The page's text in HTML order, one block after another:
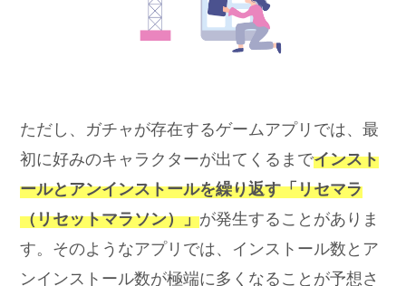
ただし、ガチャが存在するゲームアプリでは、最
初に好みのキャラクターが出てくるまでインスト
ールとアンインストールを繰り返す「リセマラ
（リセットマラソン）」が発生することがありま
す。そのようなアプリでは、インストール数とア
ンインストール数が極端に多くなることが予想さ